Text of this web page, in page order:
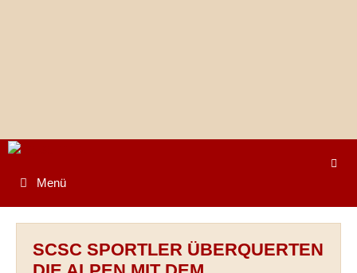
Menü
SCSC SPORTLER ÜBERQUERTEN